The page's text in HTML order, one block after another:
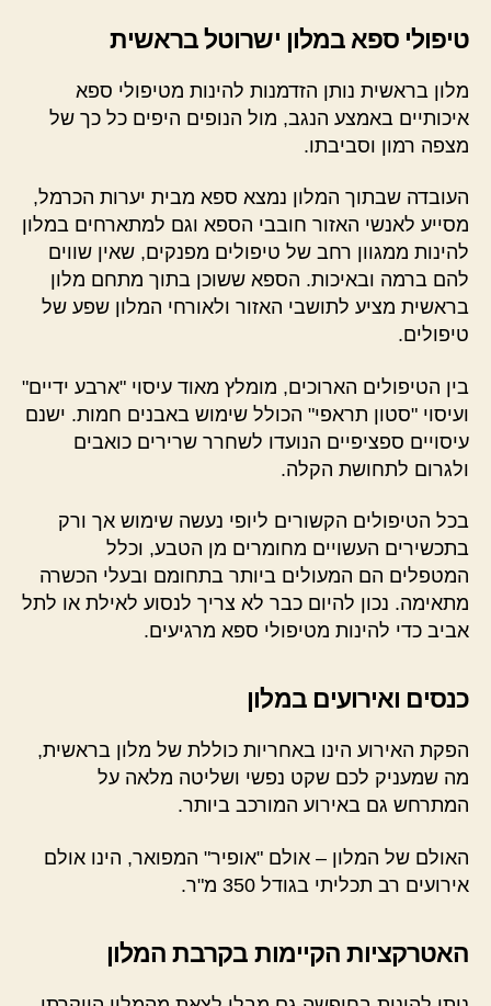
טיפולי ספא במלון ישרוטל בראשית
מלון בראשית נותן הזדמנות להינות מטיפולי ספא
איכותיים באמצע הנגב, מול הנופים היפים כל כך של
מצפה רמון וסביבתו.
העובדה שבתוך המלון נמצא ספא מבית יערות הכרמל,
מסייע לאנשי האזור חובבי הספא וגם למתארחים במלון
להינות ממגוון רחב של טיפולים מפנקים, שאין שווים
להם ברמה ובאיכות. הספא ששוכן בתוך מתחם מלון
בראשית מציע לתושבי האזור ולאורחי המלון שפע של
טיפולים.
בין הטיפולים הארוכים, מומלץ מאוד עיסוי "ארבע ידיים"
ועיסוי "סטון תראפי" הכולל שימוש באבנים חמות. ישנם
עיסויים ספציפיים הנועדו לשחרר שרירים כואבים
ולגרום לתחושת הקלה.
בכל הטיפולים הקשורים ליופי נעשה שימוש אך ורק
בתכשירים העשויים מחומרים מן הטבע, וכלל
המטפלים הם המעולים ביותר בתחומם ובעלי הכשרה
מתאימה. נכון להיום כבר לא צריך לנסוע לאילת או לתל
אביב כדי להינות מטיפולי ספא מרגיעים.
כנסים ואירועים במלון
הפקת האירוע הינו באחריות כוללת של מלון בראשית,
מה שמעניק לכם שקט נפשי ושליטה מלאה על
המתרחש גם באירוע המורכב ביותר.
האולם של המלון – אולם "אופיר" המפואר, הינו אולם
אירועים רב תכליתי בגודל 350 מ"ר.
האטרקציות הקיימות בקרבת המלון